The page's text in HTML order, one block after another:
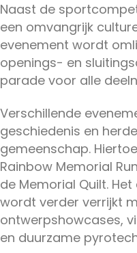
Naast de
een omvangrijk
evenement wordt
openings- en
parade voor alle
Verschillende
geschiedenis en
gemeenschap.
Rainbow Memorial
de Memorial Quilt.
wordt verder verrijkt
ontwerpshowcases,
en duurzame